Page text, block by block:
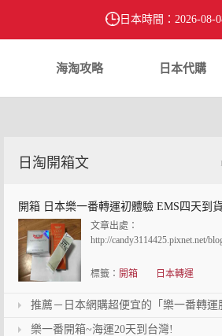
日本時間： 2026-08-
海淘攻略 日本代購
日淘開箱文
快的！
開箱 日本樂一番轉運初體驗 EMS四天到
的！
文章出處：
http://candy3114425.pixnet.net/
標籤： 開箱 日本轉運
推薦－日本網購超便宜的「樂一番轉運
務」
推薦－日本網購超便宜的「樂一番轉運服
樂一番開箱~海運20天到台灣!